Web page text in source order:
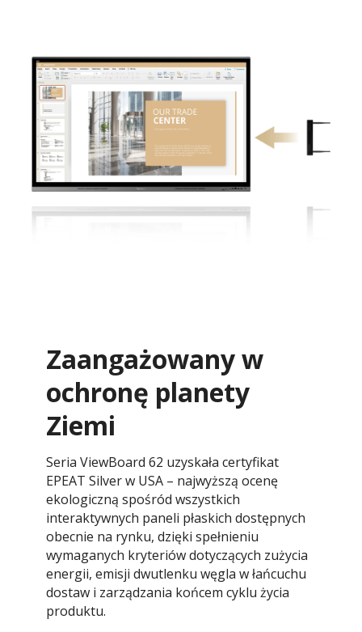
Zaangażowany w
ochronę planety
Ziemi
Seria ViewBoard 62 uzyskała certyfikat
EPEAT Silver w USA – najwyższą ocenę
ekologiczną spośród wszystkich
interaktywnych paneli płaskich dostępnych
obecnie na rynku, dzięki spełnieniu
wymaganych kryteriów dotyczących zużycia
energii, emisji dwutlenku węgla w łańcuchu
dostaw i zarządzania końcem cyklu życia
produktu.